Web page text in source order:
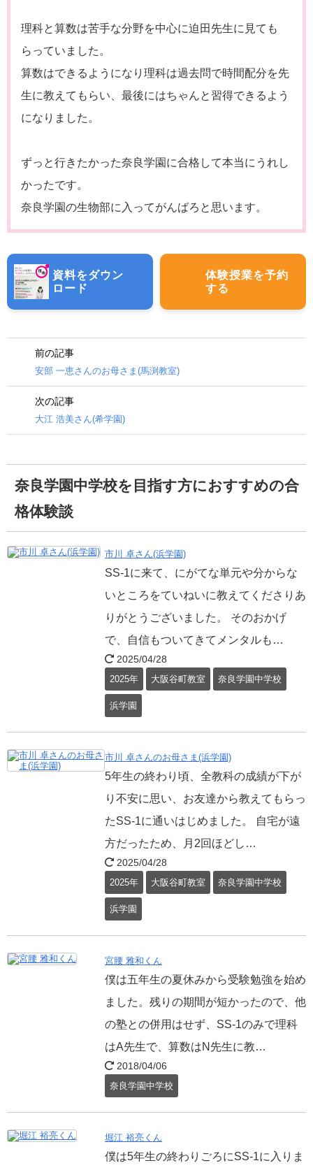
理科と算数は苦手な分野を中心に迫田先生に見ても
らっていました。
算数はできるようになり理科は過去問で時間配分を先
生に教えてもらい、最後にはちゃんと習得できるよう
になりました。
ずっと行きたかった奈良学園に合格して本当にうれし
かったです。
奈良学園の生物部に入ってがんばろと思います。
資料をダウン
ロード
体験授業を予約
する
前の記事
安部 一恵さんのお母さま(馬渕教室)
次の記事
大江 浩美さん(希学園)
奈良学園中学校を目指す方におすすめの合
格体験談
市川 卓さん(浜学園)
SS-1に来て、にがてな単元や分からな
いところをていねいに教えてくださりあ
りがとうございました。 そのおかげ
で、自信もついてきてメンタルも…
2025/04/28
2025年 大阪谷町教室 奈良学園中学校
浜学園
市川 卓さんのお母さま(浜学園)
5年生の終わり頃、全教科の成績が下が
り不安に思い、お友達から教えてもらっ
たSS-1に通いはじめました。 自宅が遠
方だったため、月2回ほどし…
2025/04/28
2025年 大阪谷町教室 奈良学園中学校
浜学園
宮腰 雅和くん
僕は五年生の夏休みから受験勉強を始め
ました。残りの期間が短かったので、他
の塾との併用はせず、SS-1のみで理科
はA先生で、算数はN先生に教…
2018/04/06
奈良学園中学校
堀江 裕亮くん
僕は5年生の終わりごろにSS-1に入りま